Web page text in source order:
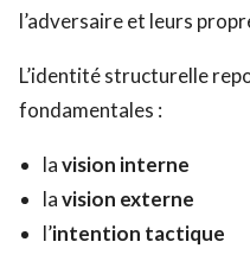
l’adversaire et leurs
L’identité structurelle
fondamentales :
lavision interne
lavision externe
l’intention tactique